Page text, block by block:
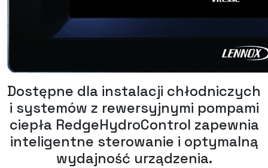
Dostępne dla instalacji chłodniczych
i systemów z rewersyjnymi pompami
ciepła RedgeHydroControl zapewnia
inteligentne sterowanie i optymalną
wydajność urządzenia.